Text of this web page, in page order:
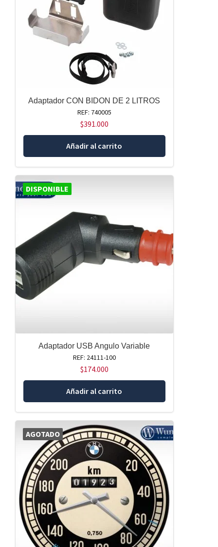
Adaptador CON BIDON DE 2 LITROS
REF: 740005
$391.000
Añadir al carrito
DISPONIBLE
Adaptador USB Angulo Variable
REF: 24111-100
$174.000
Añadir al carrito
AGOTADO